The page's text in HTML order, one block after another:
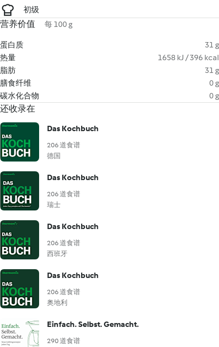
初级
营养价值 每 100 g
蛋白质
31 g
热量
1658 kJ / 396 kcal
脂肪
31 g
膳食纤维
0 g
碳水化合物
0 g
还收录在
Das Kochbuch
206 道食谱
德国
Das Kochbuch
206 道食谱
瑞士
Das Kochbuch
206 道食谱
西班牙
Das Kochbuch
206 道食谱
奥地利
Einfach. Selbst. Gemacht.
290 道食谱